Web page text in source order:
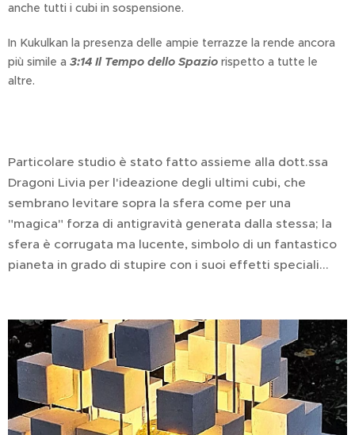
anche tutti i cubi in sospensione.
In Kukulkan la presenza delle ampie terrazze la rende ancora
più simile a 3:14 Il Tempo dello Spazio rispetto a tutte le
altre.
Particolare studio è stato fatto assieme alla dott.ssa
Dragoni Livia per l'ideazione degli ultimi cubi, che
sembrano levitare sopra la sfera come per una
"magica" forza di antigravità generata dalla stessa; la
sfera è corrugata ma lucente, simbolo di un fantastico
pianeta in grado di stupire con i suoi effetti speciali...